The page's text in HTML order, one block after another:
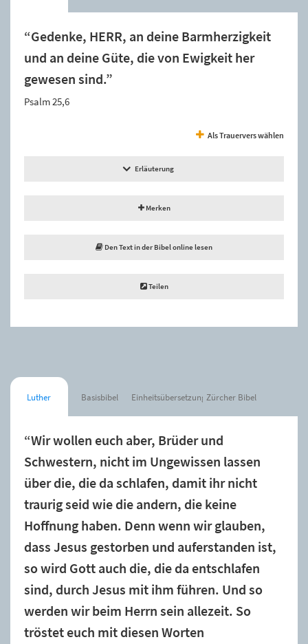
“Gedenke, HERR, an deine Barmherzigkeit
und an deine Güte, die von Ewigkeit her
gewesen sind.”
Psalm 25,6
Als Trauervers wählen
Erläuterung
Merken
Den Text in der Bibel online lesen
Teilen
Luther Basisbibel Einheitsübersetzung Zürcher Bibel
“Wir wollen euch aber, Brüder und
Schwestern, nicht im Ungewissen lassen
über die, die da schlafen, damit ihr nicht
traurig seid wie die andern, die keine
Hoffnung haben. Denn wenn wir glauben,
dass Jesus gestorben und auferstanden ist,
so wird Gott auch die, die da entschlafen
sind, durch Jesus mit ihm führen. Und so
werden wir beim Herrn sein allezeit. So
tröstet euch mit diesen Worten